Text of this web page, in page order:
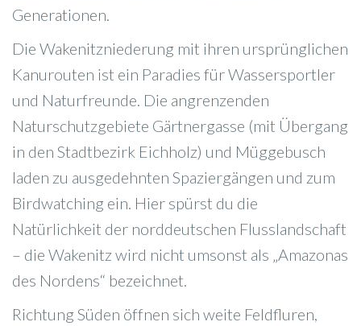
Generationen.
Die Wakenitzniederung mit ihren ursprünglichen
Kanurouten ist ein Paradies für Wassersportler
und Naturfreunde. Die angrenzenden
Naturschutzgebiete Gärtnergasse (mit Übergang
in den Stadtbezirk Eichholz) und Müggebusch
laden zu ausgedehnten Spaziergängen und zum
Birdwatching ein. Hier spürst du die
Natürlichkeit der norddeutschen Flusslandschaft
– die Wakenitz wird nicht umsonst als „Amazonas
des Nordens“ bezeichnet.
Richtung Süden öffnen sich weite Feldfluren,